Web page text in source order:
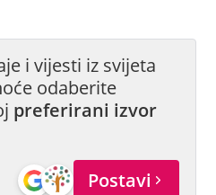
i vijesti iz svijeta
odaberite
preferirani izvor
Postavi